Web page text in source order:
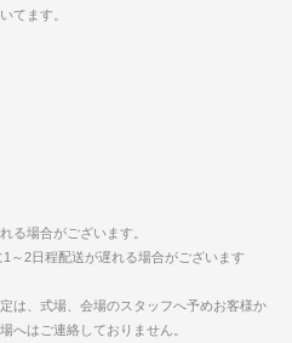
てます。
る場合がございます。
～2日程配送が遅れる場合がございます
は、式場、会場のスタッフへ予めお客様か
へはご連絡しておりません。